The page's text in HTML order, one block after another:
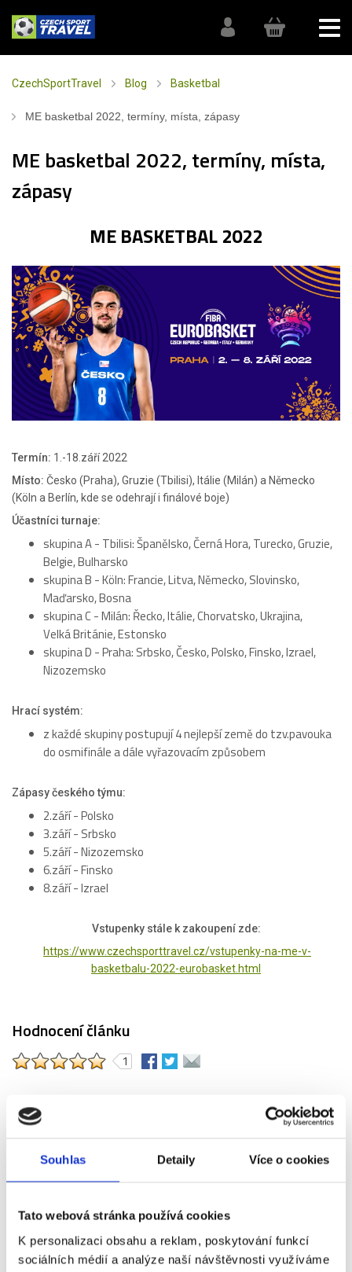
Souhlas Detaily Více o cookies
Tato webová stránka používá cookies
K personalizaci obsahu a reklam, poskytování funkcí
sociálních médií a analýze naší návštěvnosti využíváme
CzechSportTravel Blog Basketbal
ME basketbal 2022, termíny, místa, zápasy
ME basketbal 2022, termíny, místa,
zápasy
ME BASKETBAL 2022
Termín: 1.-18.září 2022
Místo: Česko (Praha), Gruzie (Tbilisi), Itálie (Milán) a Německo
(Köln a Berlín, kde se odehrají i finálové boje)
Účastníci turnaje:
skupina A - Tbilisi: Španělsko, Černá Hora, Turecko, Gruzie,
Belgie, Bulharsko
skupina B - Köln: Francie, Litva, Německo, Slovinsko,
Maďarsko, Bosna
skupina C - Milán: Řecko, Itálie, Chorvatsko, Ukrajina,
Velká Británie, Estonsko
skupina D - Praha: Srbsko, Česko, Polsko, Finsko, Izrael,
Nizozemsko
Hrací systém:
z každé skupiny postupují 4 nejlepší země do tzv.pavouka
do osmifinále a dále vyřazovacím způsobem
Zápasy českého týmu:
2.září - Polsko
3.září - Srbsko
5.září - Nizozemsko
6.září - Finsko
8.září - Izrael
Vstupenky stále k zakoupení zde:
https://www.czechsporttravel.cz/vstupenky-na-me-v-
basketbalu-2022-eurobasket.html
Hodnocení článku
1
Diskuze
WWW: